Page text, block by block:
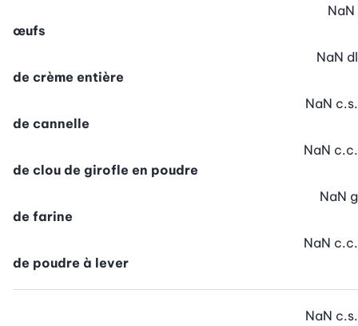
œufs
NaN
de crème entière
NaN dl
de cannelle
NaN c.s.
de clou de girofle en poudre
NaN c.c.
de farine
NaN g
de poudre à lever
NaN c.c.
NaN c.s.